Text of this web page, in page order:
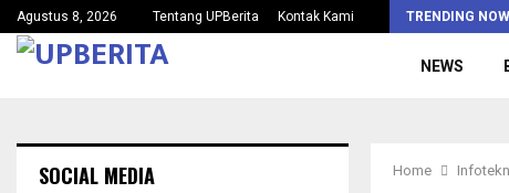
Agustus 8, 2026 Tentang UPBerita Kontak Kami TRENDING NOW
NEWS
Home
SOCIAL MEDIA